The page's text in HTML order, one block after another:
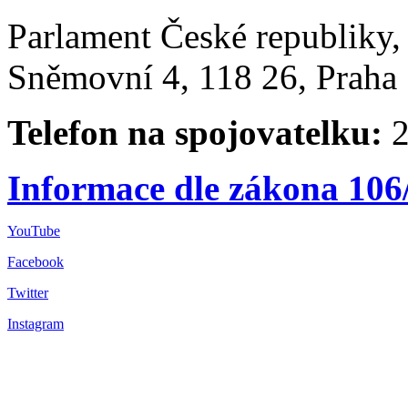
Parlament České
Sněmovní 4, 118 26,
Telefon na spojovatelku:
Informace dle zákona
YouTube
Facebook
Twitter
Instagram